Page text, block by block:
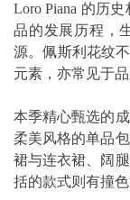
Loro Piana 的历
品的发展历程，
源。佩斯利花纹
元素，亦常见于
本季精心甄选的
柔美风格的单品
裙与连衣裙、阔
括的款式则有撞